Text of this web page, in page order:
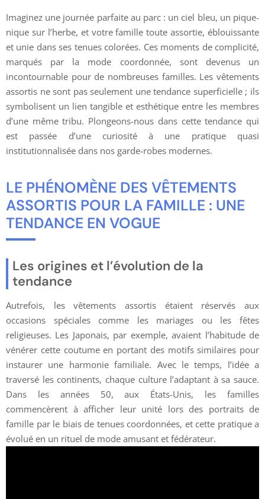
Imaginez une journée parfaite au parc : un ciel bleu, un pique-
nique sur l’herbe, et votre famille toute assortie, éblouissante
et unie dans ses tenues colorées. Ces moments de complicité,
marqués par la mode coordonnée, sont devenus un
incontournable pour de nombreuses familles. Les vêtements
assortis ne sont pas seulement une tendance superficielle ; ils
symbolisent un lien tangible et esthétique entre les membres
d’une même tribu. Plongeons-nous dans cette tendance qui
est passée d’une curiosité à une pratique quasi
institutionnalisée dans nos garde-robes modernes.
LE PHÉNOMÈNE DES VÊTEMENTS
ASSORTIS POUR LA FAMILLE : UNE
TENDANCE EN VOGUE
Les origines et l’évolution de la
tendance
Autrefois, les vêtements assortis étaient réservés aux
occasions spéciales comme les mariages ou les fêtes
religieuses. Les Japonais, par exemple, avaient l’habitude de
vénérer cette coutume en portant des motifs similaires pour
instaurer une harmonie familiale. Avec le temps, l’idée a
traversé les continents, chaque culture l’adaptant à sa sauce.
Dans les années 50, aux États-Unis, les familles
commencèrent à afficher leur unité lors des portraits de
famille par le biais de tenues coordonnées, et cette pratique a
évolué en un rituel de mode amusant et fédérateur.